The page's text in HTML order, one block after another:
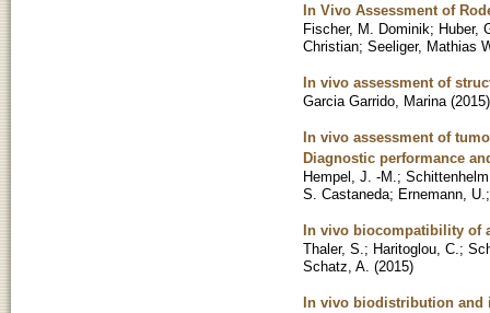
In Vivo Assessment of
Fischer, M. Dominik; Huber,
Christian; Seeliger, Mathias
In vivo assessment of
Garcia Garrido, Marina (2015)
In vivo assessment of
Diagnostic performance
Hempel, J. -M. ;
S. Castaneda; Ernemann, U.
In vivo biocompatibility of
Thaler, S. ; Haritoglou, C. ;
Schatz, A. (2015)
In vivo biodistribution and